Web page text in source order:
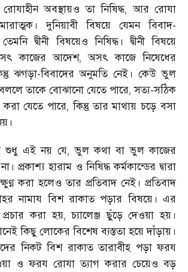
রোযাহীন অবস্থায়ও তা নিষিদ্ধ, আর রোযা
দুনিয়াবী বিষয়ে যেমন বিবাদ-
দ্বীনী বিষয়েও নিষিদ্ধ। দ্বীনী বিষয়ে
কাজের আদেশ, অসৎ কাজে নিষেধের
ঝগড়া-বিবাদের অনুমতি নেই। কেউ ভুল
তাকে বোঝানো যেতে পারে, সত্য-সঠিক
করা যেতে পারে, কিন্তু তার মাথায় চড়ে বসা
শুধু এই নয় যে, ভুল কথা বা ভুল কাজের
প্রকাশ্য হারাম ও নিষিদ্ধ কর্মকান্ডের দ্বারা
করা হলেও তার প্রতিবাদ নেই। প্রতিবাদ
নামায বিশ রাকাত পড়ার বিষয়ে। এর
করা হয়, চ্যালেঞ্জ ছুঁড়ে দেওয়া হয়।
কিছু লোকের বিশেষ ব্যস্ততা হয়ে দাঁড়ায়।
নিকট বিশ রাকাত তারাবীহ পড়া ফরয
ও ফরয রোযা ত্যাগ করার চেয়েও বড়